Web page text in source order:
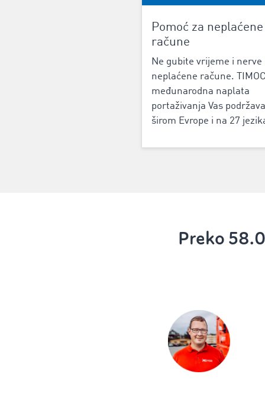
Pomoć za neplaćene
račune
Ne gubite vrijeme i nerve
neplaćene račune.
međunarodna naplata
portaživanja Vas
širom Evrope i na 27
Preko